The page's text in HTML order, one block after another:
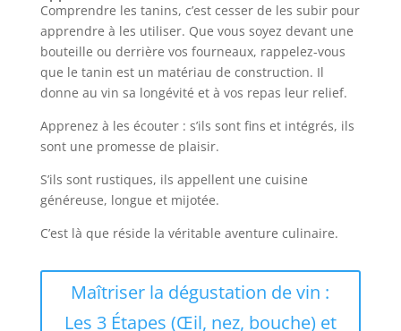
Comprendre les tanins, c’est cesser de les subir pour
apprendre à les utiliser. Que vous soyez devant une
bouteille ou derrière vos fourneaux, rappelez-vous
que le tanin est un matériau de construction. Il
donne au vin sa longévité et à vos repas leur relief.
Apprenez à les écouter : s’ils sont fins et intégrés, ils
sont une promesse de plaisir.
S’ils sont rustiques, ils appellent une cuisine
généreuse, longue et mijotée.
C’est là que réside la véritable aventure culinaire.
Maîtriser la dégustation de vin :
Les 3 Étapes (Œil, nez, bouche) et